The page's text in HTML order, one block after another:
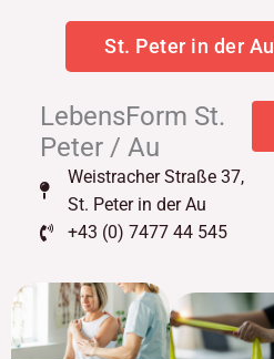
St. Peter in der Au
LebensForm St.
Peter / Au
Weistracher Straße 37,
St. Peter in der Au
+43 (0) 7477 44 545